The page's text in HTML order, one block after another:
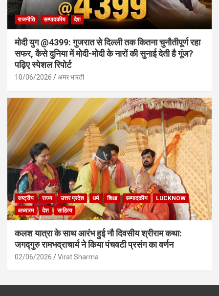
राजनीति सम्पादकीय देश
मोदी युग @4399: गुजरात से दिल्ली तक कितना चुनौतीपूर्ण रहा
सफर, कैसे दुनिया में मोदी-मोदी के नारों की सुनाई देती है गूंज?
पढ़िए स्पेशल रिपोर्ट
10/06/2026 अमर भारती
राष्ट्रीय राज्य उत्तर प्रदेश धर्म शिक्षा सम्पादकीय
LUCKNOW
अध्यात्म
देश साहित्य
कलश यात्रा के साथ आरंभ हुई नौ दिवसीय श्रीराम कथा:
जगद्गुरु रामभद्राचार्य ने किया पंचवटी प्रसंग का वर्णन
02/06/2026 Virat Sharma